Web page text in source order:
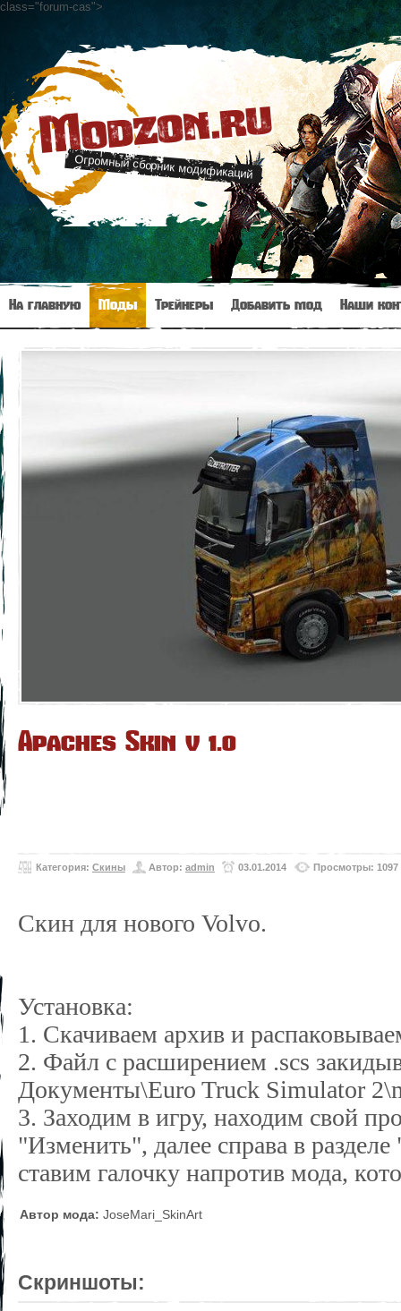
class="forum-cas">
Modzon.ru
Огромный сборник модификаций
На главную Моды Трейнеры Добавить мод Наши
Apaches Skin v 1.0
Категория: Скины Автор: admin 03.01.2014 Просмотры: 1097
Скин для нового Volvo.
Установка:
1. Скачиваем архив и
2. Файл с расширением .scs
Документы\Euro Truck Simulator
3. Заходим в игру, находим свой
"Изменить", далее справа в
ставим галочку напротив мода,
Автор мода: JoseMari_SkinArt
Скриншоты: